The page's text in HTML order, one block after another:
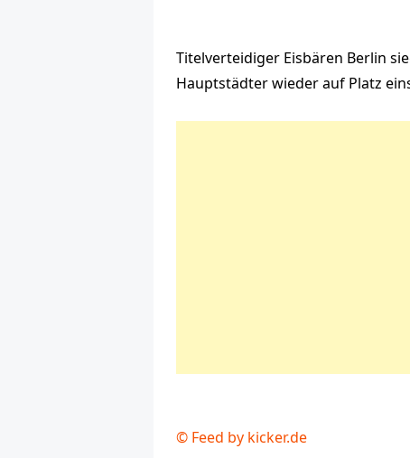
Titelverteidiger Eisbären Berlin
Hauptstädter wieder auf Platz
© Feed by kicker.de